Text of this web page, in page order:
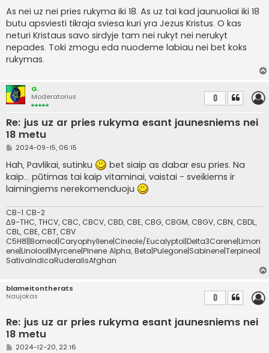
a
n
d
a
r
t
i
n
As nei uz nei pries rukyma iki 18. As uz tai kad jaunuoliai iki 18
butu apsviesti tikraja sviesa kuri yra Jezus Kristus. O kas
neturi Kristaus savo sirdyje tam nei rukyt nei nerukyt
nepades. Toki zmogu eda nuodeme labiau nei bet koks
rukymas.
G.
Moderatorius
Re: jus uz ar pries rukyma esant jaunesniems nei
18 metu
0
S
a
n
d
a
r
i
n
ė
2024-09-15, 06:15
Hah, Pavlikai, sutinku
bet siaip as dabar esu pries. Na
kaip... pūtimas tai kaip vitaminai, vaistai - sveikiems ir
laimingiems nerekomenduoju
CB-1 CB-2
Δ9-THC, THCV, CBC, CBCV, CBD, CBE, CBG, CBGM, CBGV, CBN, CBDL,
CBL, CBE, CBT, CBV
C5H8||Borneol|Caryophyllene|Cineole/Eucalyptol|Delta3Carene|Limon
ene|Linolool|Myrcene|Pinene Alpha, Beta|Pulegone|Sabinene|Terpineol|
SativaIndicaRuderalisAfghan
blameitontherats
Naujokas
Re: jus uz ar pries rukyma esant jaunesniems nei
18 metu
0
S2024-12-20, 22:16